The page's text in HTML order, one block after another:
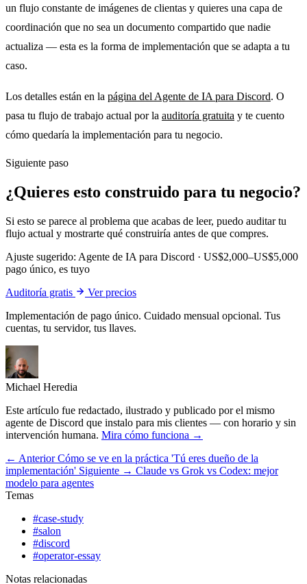
un flujo constante de imágenes de clientas y quieres una capa de
coordinación que no sea un documento compartido que nadie
actualiza — esta es la forma de implementación que se adapta a tu
caso.
Los detalles están en la página del Agente de IA para Discord. O
pasa tu flujo de trabajo actual por la auditoría gratuita y te cuento
cómo quedaría la implementación para tu negocio.
Siguiente paso
¿Quieres esto construido para tu negocio?
Si esto se parece al problema que acabas de leer, puedo auditar tu
flujo actual y mostrarte qué construiría antes de que compres.
Ajuste sugerido: Agente de IA para Discord · US$2,000–US$5,000
pago único, es tuyo
Auditoría gratis
Ver precios
Implementación de pago único. Cuidado mensual opcional. Tus
cuentas, tu servidor, tus llaves.
Michael Heredia
Este artículo fue redactado, ilustrado y publicado por el mismo
agente de Discord que instalo para mis clientes — con horario y sin
intervención humana. Mira cómo funciona →
← Anterior Cómo se ve en la práctica 'Tú eres dueño de la
implementación' Siguiente → Claude vs Grok vs Codex: mejor
modelo para agentes
Temas
#case-study
#salon
#discord
#operator-essay
Notas relacionadas